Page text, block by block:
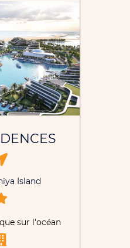
Island
sur l'océan